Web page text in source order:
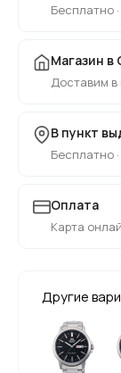
Бесплатно
Магазин в
Доставим в
В пункт
Бесплатно
Оплата
Карта
Другие